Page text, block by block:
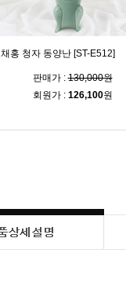
황금강 [ST-E506]
판매가 :300,000원
회원가 : 291,000원